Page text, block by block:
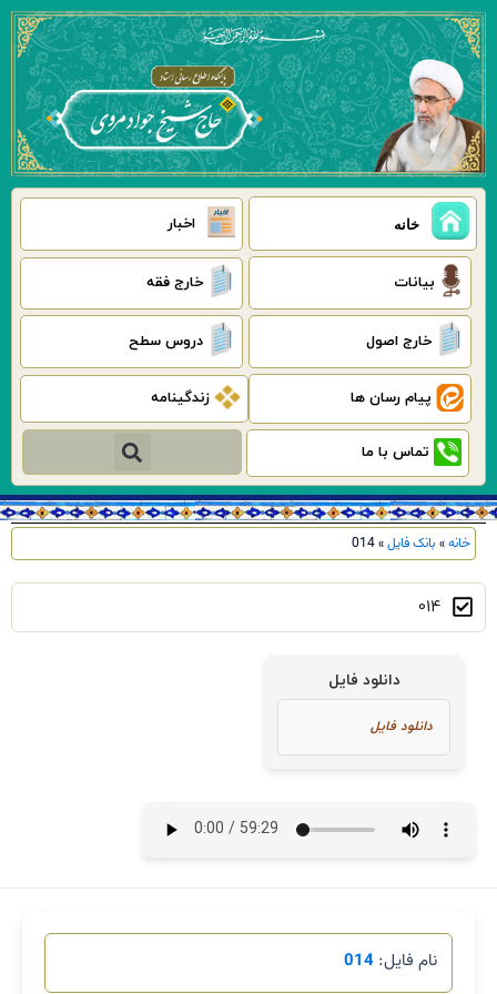
پرش
محتوا
خانه اخبار
بیانات خارج فقه
خارج اصول دروس سطح
پیام رسان ها زندگینامه
تماس با ما جستجو
خانه» بانک فایل»
014
014
دانلود فایل
نام فایل: 014